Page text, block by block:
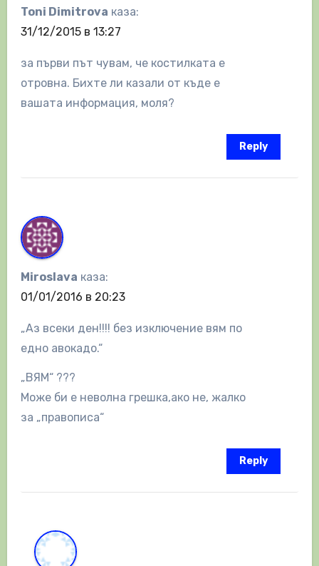
Toni Dimitrova каза:
31/12/2015 в 13:27
за първи път чувам, че костилката е
отровна. Бихте ли казали от къде е
вашата информация, моля?
Reply
Miroslava каза:
01/01/2016 в 20:23
„Аз всеки ден!!!! без изключение вям по
едно авокадо.“
„ВЯМ“ ???
Може би е неволна грешка,ако не, жалко
за „правописа“
Reply